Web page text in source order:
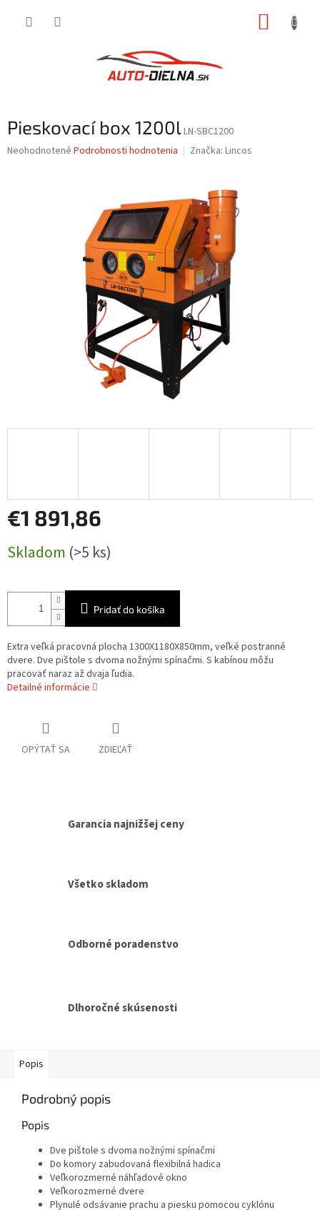
Pieskovací box 1200lLN-SBC1200
Priemerné
Neohodnotené Podrobnosti hodnotenia Značka: Lincos
€1 891,86
cena:
Skladom (>5 ks)
Pridať do košíka
Extra veľká pracovná plocha 1300X1180X850mm, veľké postranné
dvere. Dve pištole s dvoma nožnými spínačmi. S kabínou môžu
pracovať naraz až dvaja ľudia.
Detailné informácie
OPÝTAŤ SA ZDIEĽAŤ
Garancia najnižšej ceny
Všetko skladom
Odborné poradenstvo
Dlhoročné skúsenosti
Popis
Podrobný popis
Popis
Dve pištole s dvoma nožnými spínačmi
Do komory zabudovaná flexibilná hadica
Veľkorozmerné náhľadové okno
Veľkorozmerné dvere
Plynulé odsávanie prachu a piesku pomocou cyklónu